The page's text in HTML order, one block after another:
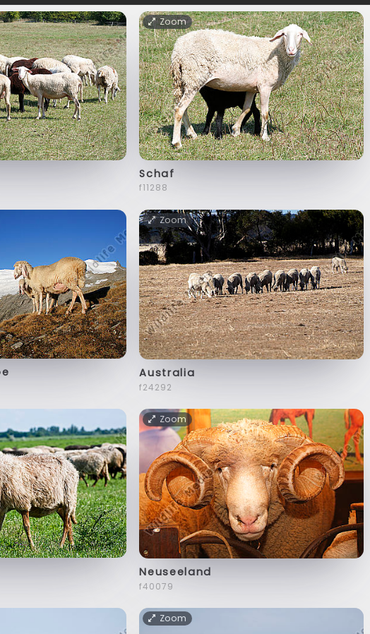
Zoom
Schaf
f11288
Zoom
Australia
f24292
Zoom
Neuseeland
f40079
Zoom